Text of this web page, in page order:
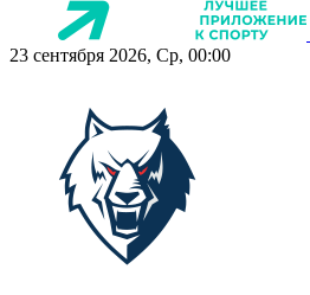
23 сентября 2026, Ср, 00:00